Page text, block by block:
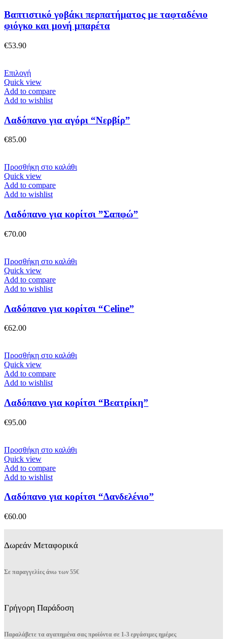
παραλλαγές.
επιλογές
σελίδα
του
προϊόντος
Βαπτιστικό γοβάκι περπατήματος με ταφταδένιο
φιόγκο και μονή μπαρέτα
€53.90
ΕπιλογήΑυτό
το
προϊόν
έχει
παραλλαγές.
Οι
επιλεγούν
στη
σελίδα
του
προϊόντος
Quick view
Add to compare
Add to wishlist
Λαδόπανο για αγόρι “Νερβίρ”
€85.00
Προσθήκη στο καλάθι
Quick view
Add to compare
Add to wishlist
Λαδόπανο για κορίτσι ”Σαπφώ”
€70.00
Προσθήκη στο καλάθι
Quick view
Add to compare
Add to wishlist
Λαδόπανο για κορίτσι “Celine”
€62.00
Προσθήκη στο καλάθι
Quick view
Add to compare
Add to wishlist
Λαδόπανο για κορίτσι “Βεατρίκη”
€95.00
Προσθήκη στο καλάθι
Quick view
Add to compare
Add to wishlist
Λαδόπανο για κορίτσι “Δανδελένιο”
€60.00
Δωρεάν Μεταφορικά
Σε παραγγελίες άνω των 55€
Γρήγορη Παράδοση
Παραλάβετε τα αγαπημένα σας προϊόντα σε 1-3 εργάσιμες ημέρες